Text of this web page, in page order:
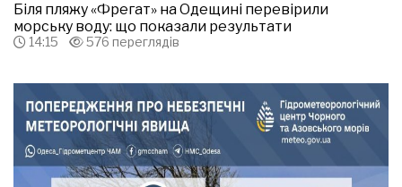
Біля пляжу «Фрегат» на Одещині перевірили
морську воду: що показали результати
14:15 576 переглядів